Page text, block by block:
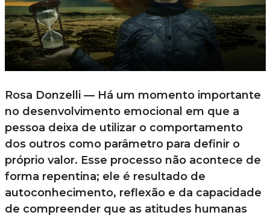
Rosa Donzelli — Há um momento importante
no desenvolvimento emocional em que a
pessoa deixa de utilizar o comportamento
dos outros como parâmetro para definir o
próprio valor. Esse processo não acontece de
forma repentina; ele é resultado de
autoconhecimento, reflexão e da capacidade
de compreender que as atitudes humanas